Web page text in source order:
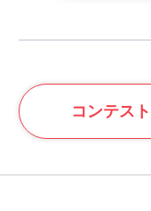
コンテスト